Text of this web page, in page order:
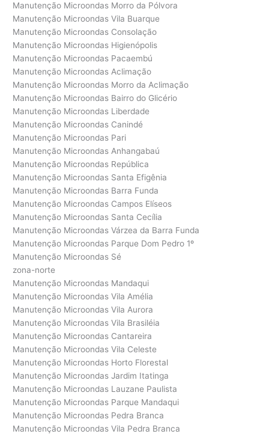
Manutenção Microondas Morro da Pólvora
Manutenção Microondas Vila Buarque
Manutenção Microondas Consolação
Manutenção Microondas Higienópolis
Manutenção Microondas Pacaembú
Manutenção Microondas Aclimação
Manutenção Microondas Morro da Aclimação
Manutenção Microondas Bairro do Glicério
Manutenção Microondas Liberdade
Manutenção Microondas Canindé
Manutenção Microondas Pari
Manutenção Microondas Anhangabaú
Manutenção Microondas República
Manutenção Microondas Santa Efigênia
Manutenção Microondas Barra Funda
Manutenção Microondas Campos Elíseos
Manutenção Microondas Santa Cecília
Manutenção Microondas Várzea da Barra Funda
Manutenção Microondas Parque Dom Pedro 1º
Manutenção Microondas Sé
zona-norte
Manutenção Microondas Mandaqui
Manutenção Microondas Vila Amélia
Manutenção Microondas Vila Aurora
Manutenção Microondas Vila Brasiléia
Manutenção Microondas Cantareira
Manutenção Microondas Vila Celeste
Manutenção Microondas Horto Florestal
Manutenção Microondas Jardim Itatinga
Manutenção Microondas Lauzane Paulista
Manutenção Microondas Parque Mandaqui
Manutenção Microondas Pedra Branca
Manutenção Microondas Vila Pedra Branca